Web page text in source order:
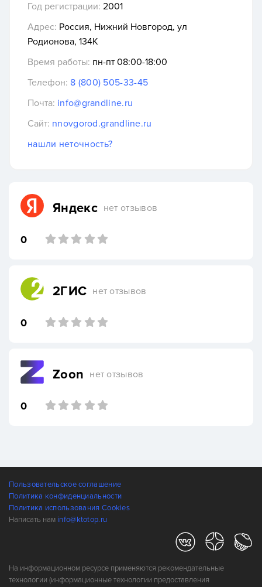
Год регистрации: 2001
Адрес: Россия, Нижний Новгород, ул
Родионова, 134К
Время работы: пн-пт 08:00-18:00
Телефон: 8 (800) 505-33-45
Почта: info@grandline.ru
Сайт: nnovgorod.grandline.ru
нашли неточность?
Яндекс нет отзывов
0
2ГИС нет отзывов
0
Zoon нет отзывов
0
Пользовательское соглашение
Политика конфиденциальности
Политика использования Cookies
Написать нам info@ktotop.ru
На информационном ресурсе применяются рекомендательные
технологии (информационные технологии предоставления